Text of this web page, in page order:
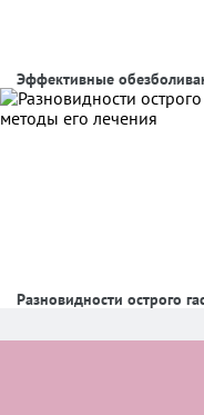
Эффективные
Разновидности острого